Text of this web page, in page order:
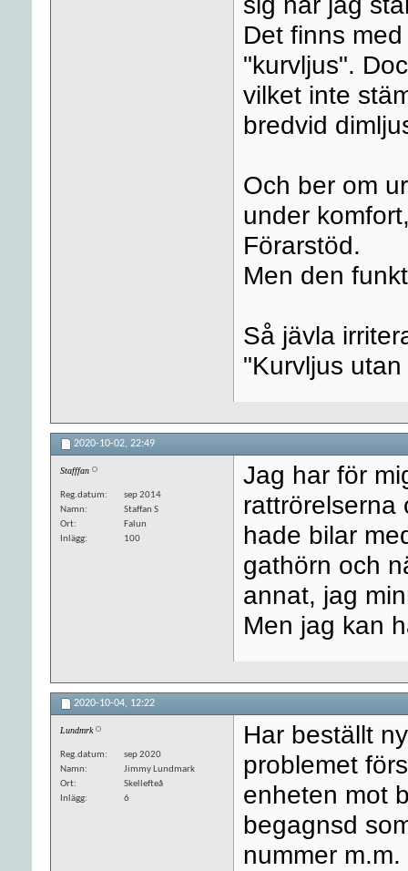
Det finns
"kurvljus".
vilket inte
bredvid
Och ber om
under
Förarstöd.
Men den
Så jävla
"Kurvljus
2020-10-02, 22:49
Stafffan
Reg.datum
sep 2014
Namn
Staffan S
Ort
Falun
Inlägg
100
Jag har för
rattrörelserna
hade bilar
gathörn och
annat, jag
Men jag kan
2020-10-04, 12:22
Lundmrk
Reg.datum
sep 2020
Namn
Jimmy Lundmark
Ort
Skellefteå
Inlägg
6
Har beställt
problemet
enheten mot
begagnsd
nummer